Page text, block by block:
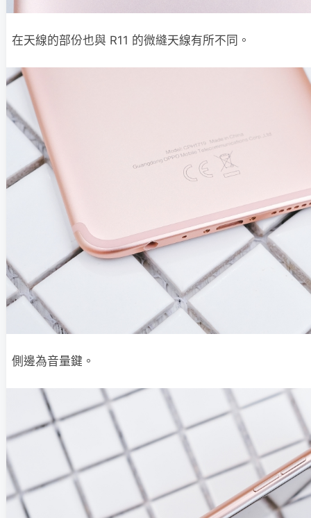
在天線的部份也與 R11 的微縫天線有所不同。
側邊為音量鍵。